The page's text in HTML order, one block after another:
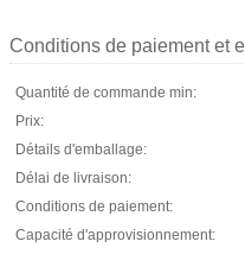
Conditions de paiement et
Quantité de commande min:
Prix:
Détails d'emballage:
Délai de livraison:
Conditions de paiement:
Capacité d'approvisionnement: